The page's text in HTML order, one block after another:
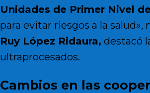
Unidades de Primer Nivel
para evitar riesgos a la salud»,
Ruy López Ridaura, destacó
ultraprocesados.
Cambios en las